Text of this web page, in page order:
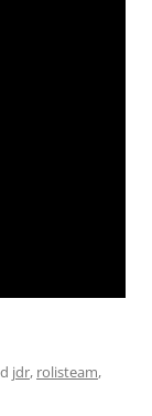
jdr, rolisteam,